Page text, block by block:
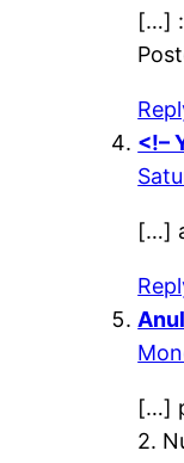
[…] :
<!–
[…]
[…]
2.